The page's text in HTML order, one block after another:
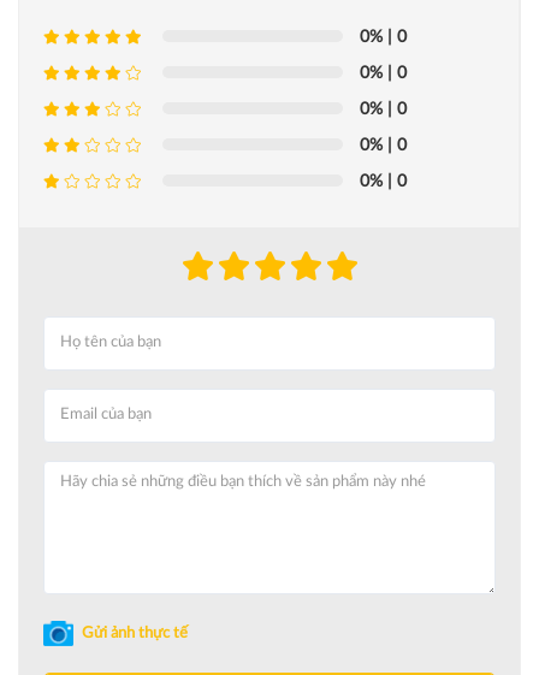
0%| 0
0%| 0
0%| 0
0%| 0
0%| 0
Gửi ảnh thực tế